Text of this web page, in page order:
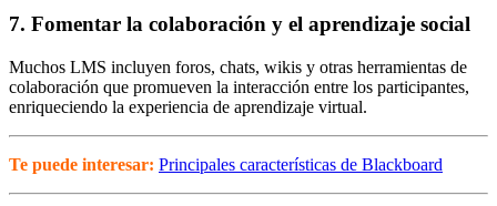
7. Fomentar la colaboración y el aprendizaje social
Muchos LMS incluyen foros, chats, wikis y otras herramientas de
colaboración que promueven la interacción entre los participantes,
enriqueciendo la experiencia de aprendizaje virtual.
Te puede interesar: Principales características de Blackboard